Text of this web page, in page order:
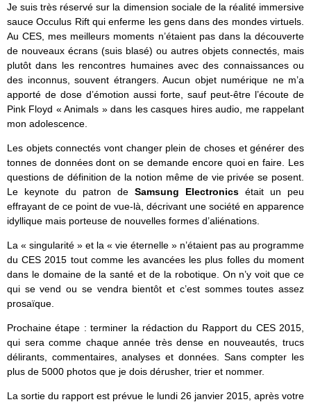
Je suis très réservé sur la dimension sociale de la réalité immersive
sauce Occulus Rift qui enferme les gens dans des mondes virtuels.
Au CES, mes meilleurs moments n’étaient pas dans la découverte
de nouveaux écrans (suis blasé) ou autres objets connectés, mais
plutôt dans les rencontres humaines avec des connaissances ou
des inconnus, souvent étrangers. Aucun objet numérique ne m’a
apporté de dose d’émotion aussi forte, sauf peut-être l’écoute de
Pink Floyd « Animals » dans les casques hires audio, me rappelant
mon adolescence.
Les objets connectés vont changer plein de choses et générer des
tonnes de données dont on se demande encore quoi en faire. Les
questions de définition de la notion même de vie privée se posent.
Le keynote du patron de Samsung Electronics était un peu
effrayant de ce point de vue-là, décrivant une société en apparence
idyllique mais porteuse de nouvelles formes d’aliénations.
La « singularité » et la « vie éternelle » n’étaient pas au programme
du CES 2015 tout comme les avancées les plus folles du moment
dans le domaine de la santé et de la robotique. On n’y voit que ce
qui se vend ou se vendra bientôt et c’est sommes toutes assez
prosaïque.
Prochaine étape : terminer la rédaction du Rapport du CES 2015,
qui sera comme chaque année très dense en nouveautés, trucs
délirants, commentaires, analyses et données. Sans compter les
plus de 5000 photos que je dois dérusher, trier et nommer.
La sortie du rapport est prévue le lundi 26 janvier 2015, après votre